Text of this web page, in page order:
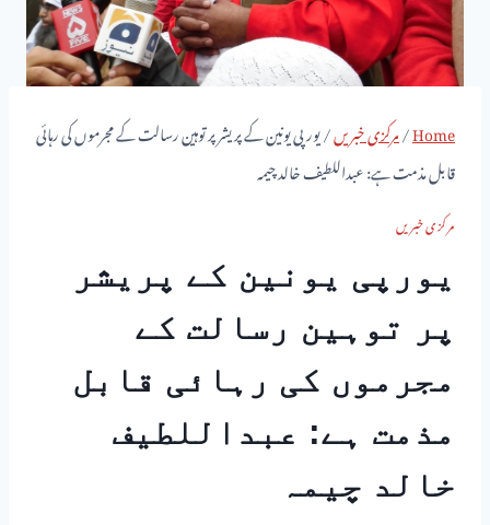
Home
/مرکزی خبریں/یورپی یونین کے پریشر پر توہین رسالت کے مجرموں کی رہائی
قابل مذمت ہے: عبداللطیف خالد چیمہ
مرکزی خبریں
یورپی یونین کے پریشر
پر توہین رسالت کے
مجرموں کی رہائی قابل
مذمت ہے: عبداللطیف
خالد چیمہ